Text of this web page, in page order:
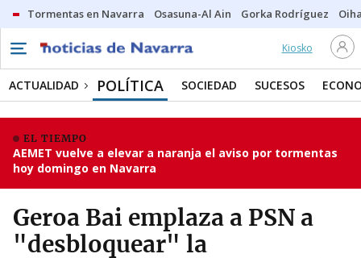
Tormentas en Navarra Osasuna-Al Ain Gorka Rodríguez
Kiosko
ACTUALIDAD POLÍTICA SOCIEDAD SUCESOS
EL TIEMPO
AEMET vuelve a elevar a naranja el aviso por tormentas
hoy domingo en Navarra
Geroa Bai emplaza a PSN a
"desbloquear" la